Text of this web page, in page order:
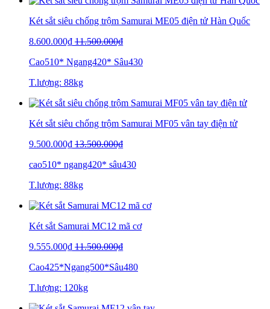
Két sắt siêu chống trộm Samurai ME05 điện tử Hàn Quốc
8.600.000₫ 11.500.000₫
Cao510* Ngang420* Sâu430
T.lượng: 88kg
Két sắt siêu chống trộm Samurai MF05 vân tay điện tử
9.500.000₫ 13.500.000₫
cao510* ngang420* sâu430
T.lượng: 88kg
Két sắt Samurai MC12 mã cơ
9.555.000₫ 11.500.000₫
Cao425*Ngang500*Sâu480
T.lượng: 120kg